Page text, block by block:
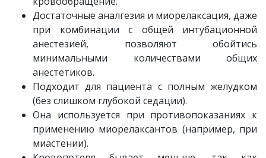
Достаточные аналгезия и миорелаксация, даже
при комбинации с общей интубационной
анестезией, позволяют обойтись
минимальными количествами общих
анестетиков.
Подходит для пациента с полным желудком
(без слишком глубокой седации).
Она используется при противопоказаниях к
применению миорелаксантов (например, при
миастении).